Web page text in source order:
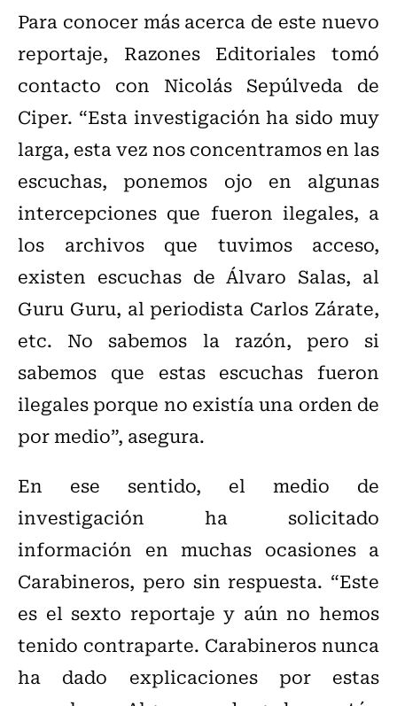
Para conocer más acerca de este nuevo
reportaje, Razones Editoriales tomó
contacto con Nicolás Sepúlveda de
Ciper. “Esta investigación ha sido muy
larga, esta vez nos concentramos en las
escuchas, ponemos ojo en algunas
intercepciones que fueron ilegales, a
los archivos que tuvimos acceso,
existen escuchas de Álvaro Salas, al
Guru Guru, al periodista Carlos Zárate,
etc. No sabemos la razón, pero si
sabemos que estas escuchas fueron
ilegales porque no existía una orden de
por medio”, asegura.
En ese sentido, el medio de
investigación ha solicitado
información en muchas ocasiones a
Carabineros, pero sin respuesta. “Este
es el sexto reportaje y aún no hemos
tenido contraparte. Carabineros nunca
ha dado explicaciones por estas